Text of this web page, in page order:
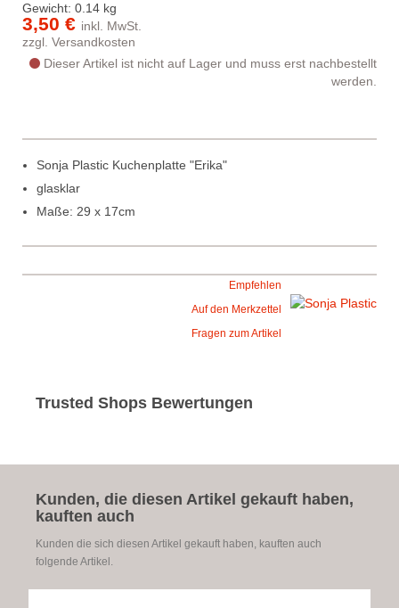
Gewicht: 0.14 kg
3,50 € inkl. MwSt.
zzgl. Versandkosten
Dieser Artikel ist nicht auf Lager und muss erst nachbestellt
werden.
Sonja Plastic Kuchenplatte "Erika"
glasklar
Maße: 29 x 17cm
Empfehlen
Auf den Merkzettel
Fragen zum Artikel
Trusted Shops Bewertungen
Kunden, die diesen Artikel gekauft haben,
kauften auch
Kunden die sich diesen Artikel gekauft haben, kauften auch
folgende Artikel.